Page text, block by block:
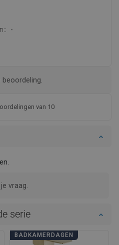
-
van 10
beoordeling.
vraag.
serie
BADKAMERDAGEN